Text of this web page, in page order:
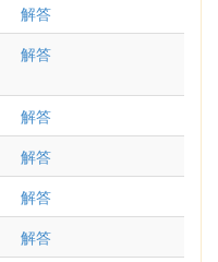
解答
解答
解答
解答
解答
解答